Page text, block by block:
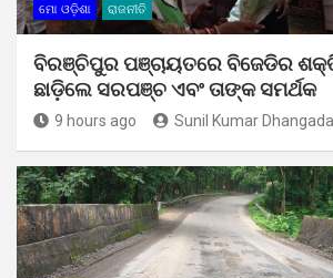
ମୋ ଓଡ଼ିଶା ରାଜନୀତି
ବିରଞ୍ଚିପୁର ପଞ୍ଚାୟତରେ ବିଜେଡିର
ଛାଡ଼ିଲେ ସରପଞ୍ଚ ଏବଂ ତାଙ୍କ ସମର୍ଥକ
9 hours ago Sunil Kumar